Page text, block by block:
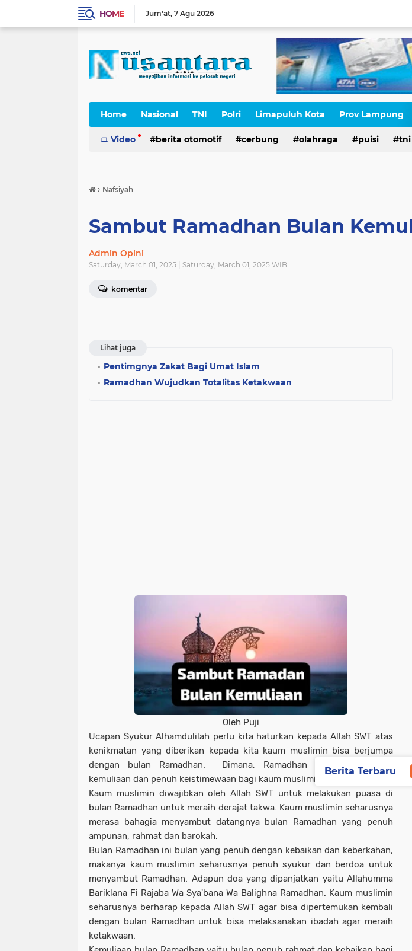
HOME Jum'at 7 Agu 2026
Home Nasional TNI Polri Limapuluh Kota Prov Lampung
Cerpen
Video berita otomotif cerbung olahraga puisi tni
› Nafsiyah
Sambut Ramadhan Bulan
Admin Opini
Saturday, March 01, 2025 | Saturday, March 01, 2025 WIB
komentar
Lihat juga
Pentimgnya Zakat Bagi Umat Islam
Ramadhan Wujudkan Totalitas Ketakwaan
Oleh Puji
Ucapan Syukur Alhamdulilah perlu kita haturkan kepada Allah SWT atas
kenikmatan yang diberikan kepada kita kaum muslimin bisa berjumpa
dengan bulan Ramadhan. Dimana, Ramadhan merupakan bulan
kemuliaan dan penuh keistimewaan bagi kaum muslimin di seluruh dunia.
Kaum muslimin diwajibkan oleh Allah SWT untuk melakukan puasa di
bulan Ramadhan untuk meraih derajat takwa. Kaum muslimin seharusnya
merasa bahagia menyambut datangnya bulan Ramadhan yang penuh
ampunan, rahmat dan barokah.
Bulan Ramadhan ini bulan yang penuh dengan kebaikan dan keberkahan,
makanya kaum muslimin seharusnya penuh syukur dan berdoa untuk
menyambut Ramadhan. Adapun doa yang dipanjatkan yaitu Allahumma
Bariklana Fi Rajaba Wa Sya'bana Wa Balighna Ramadhan. Kaum muslimin
seharusnya berharap kepada Allah SWT agar bisa dipertemukan kembali
dengan bulan Ramadhan untuk bisa melaksanakan ibadah agar meraih
ketakwaan.
Berita Terbaru